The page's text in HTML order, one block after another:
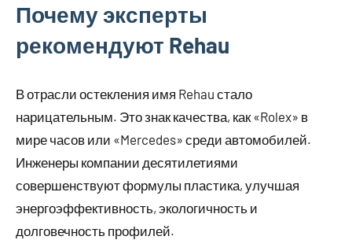
Почему эксперты
рекомендуют Rehau
В отрасли остекления имя Rehau стало
нарицательным. Это знак качества, как «Rolex» в
мире часов или «Mercedes» среди автомобилей.
Инженеры компании десятилетиями
совершенствуют формулы пластика, улучшая
энергоэффективность, экологичность и
долговечность профилей.